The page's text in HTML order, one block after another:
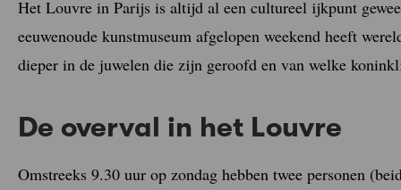
Het Louvre in Parijs is altijd al een cultureel ijkpunt
eeuwenoude kunstmuseum afgelopen weekend heeft
dieper in de juwelen die zijn geroofd en van welke
De overval in het Louvre
Omstreeks 9.30 uur op zondag hebben twee personen